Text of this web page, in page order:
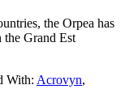
the Orpea has
Grand Est
With: Acrovyn,